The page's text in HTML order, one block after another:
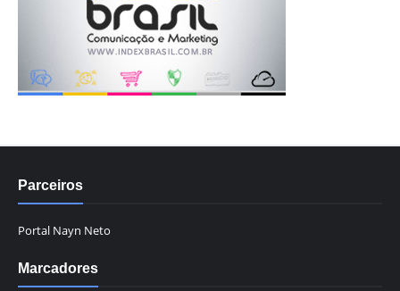
Parceiros
Portal Nayn Neto
Marcadores